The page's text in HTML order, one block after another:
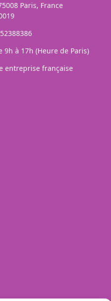
Paris, France
9h à 17h (Heure de Paris)
entreprise française